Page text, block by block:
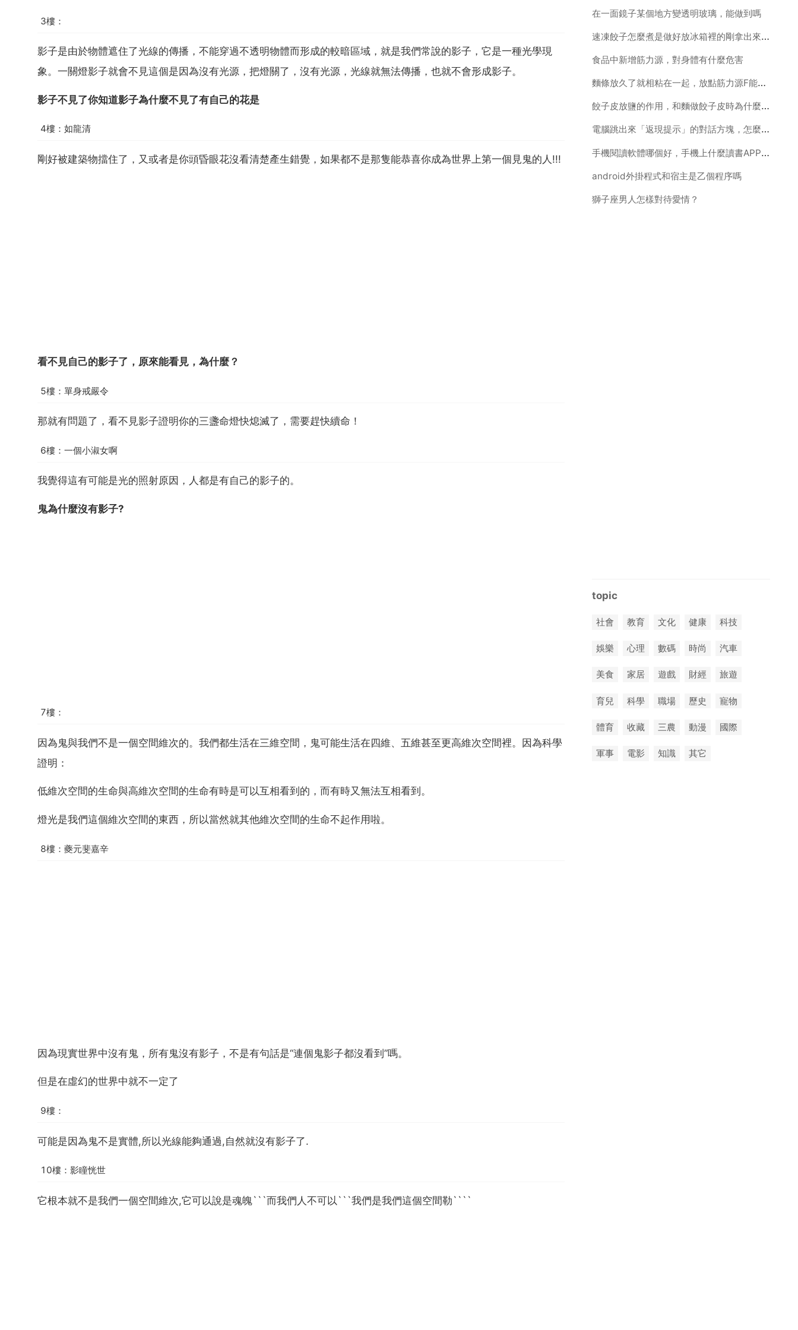
3樓：
影子是由於物體遮住了光線的傳播，不能穿過不透明物體而形成的較暗區域，就是我們常說的影子，它是一種光學現
象。一關燈影子就會不見這個是因為沒有光源，把燈關了，沒有光源，光線就無法傳播，也就不會形成影子。
影子不見了你知道影子為什麼不見了有自己的花是
4樓：如龍清
剛好被建築物擋住了，又或者是你頭昏眼花沒看清楚產生錯覺，如果都不是那隻能恭喜你成為世界上第一個見鬼的人!!!
看不見自己的影子了，原來能看見，為什麼？
5樓：單身戒嚴令
那就有問題了，看不見影子證明你的三盞命燈快熄滅了，需要趕快續命！
6樓：一個小淑女啊
我覺得這有可能是光的照射原因，人都是有自己的影子的。
鬼為什麼沒有影子?
7樓：
因為鬼與我們不是一個空間維次的。我們都生活在三維空間，鬼可能生活在四維、五維甚至更高維次空間裡。因為科學
證明：
低維次空間的生命與高維次空間的生命有時是可以互相看到的，而有時又無法互相看到。
燈光是我們這個維次空間的東西，所以當然就其他維次空間的生命不起作用啦。
8樓：夔元斐嘉辛
因為現實世界中沒有鬼，所有鬼沒有影子，不是有句話是“連個鬼影子都沒看到”嗎。
但是在虛幻的世界中就不一定了
9樓：
可能是因為鬼不是實體,所以光線能夠通過,自然就沒有影子了.
10樓：影瞳恍世
它根本就不是我們一個空間維次,它可以說是魂魄```而我們人不可以```我們是我們這個空間勒````
在一面鏡子某個地方變透明玻璃，能做到嗎
速凍餃子怎麼煮是做好放冰箱裡的剛拿出來還黏在一塊
食品中新增筋力源，對身體有什麼危害
麵條放久了就相粘在一起，放點筋力源F能起到作用嗎
餃子皮放鹽的作用，和麵做餃子皮時為什麼要放鹽
電腦跳出來「返現提示」的對話方塊，怎麼去掉啊？
手機閱讀軟體哪個好，手機上什麼讀書APP最好啊
android外掛程式和宿主是乙個程序嗎
獅子座男人怎樣對待愛情？
topic
社會 教育 文化 健康 科技
娛樂 心理 數碼 時尚 汽車
美食 家居 遊戲 財經 旅遊
育兒 科學 職場 歷史 寵物
體育 收藏 三農 動漫 國際
軍事 電影 知識 其它